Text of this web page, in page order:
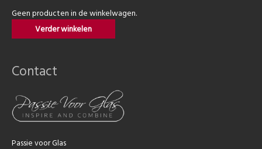
Geen producten in de winkelwagen.
Verder winkelen
Contact
Passie voor Glas